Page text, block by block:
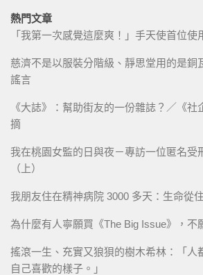
熱門文章
「我第一次感覺這麼爽！」手天使首位使
慈濟不是以服裝分階級、靜思堂用的是銅
謠言
《大誌》：幫助街友的一份雜誌？／《社
摘
我在桃園女監的日與夜－專訪一位匿名受
（上）
我朋友住在精神病院 3000 多天：生命從
為什麼有人寧願買《The Big Issue》，不
搖滾一生、充實又狼狽的樹木希林：「人
自己喜歡的樣子。」